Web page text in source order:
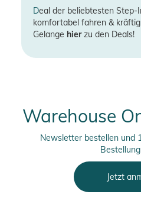
Deal der beliebtesten Step-
komfortabel fahren &
Gelange hierzu den Deals!
Warehouse
Newsletter bestellen und
Jetzt